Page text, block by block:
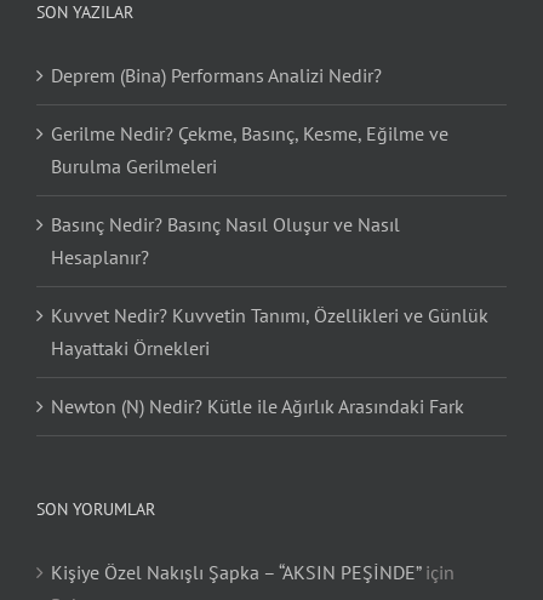
SON YAZILAR
Deprem (Bina) Performans Analizi Nedir?
Gerilme Nedir? Çekme, Basınç, Kesme, Eğilme ve
Burulma Gerilmeleri
Basınç Nedir? Basınç Nasıl Oluşur ve Nasıl
Hesaplanır?
Kuvvet Nedir? Kuvvetin Tanımı, Özellikleri ve Günlük
Hayattaki Örnekleri
Newton (N) Nedir? Kütle ile Ağırlık Arasındaki Fark
SON YORUMLAR
Kişiye Özel Nakışlı Şapka – “AKSIN PEŞİNDE”için